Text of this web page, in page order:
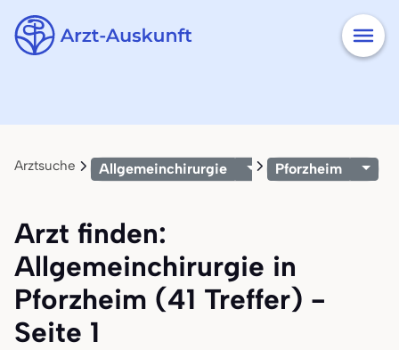
Arztsuche Allgemeinchirurgie Pforzheim
Arzt finden:
Allgemeinchirurgie in
Pforzheim (41 Treffer) -
Seite 1